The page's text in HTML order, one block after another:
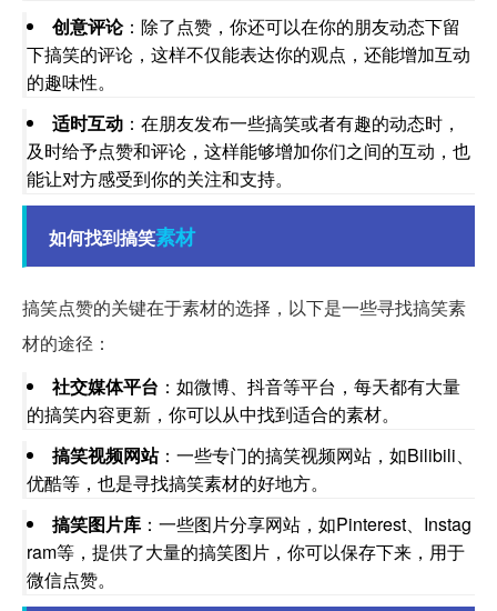
创意评论：除了点赞，你还可以在你的朋友动态下留
下搞笑的评论，这样不仅能表达你的观点，还能增加互动
的趣味性。
适时互动 ：在朋友发布一些搞笑或者有趣的动态时，
及时给予点赞和评论，这样能够增加你们之间的互动，也
能让对方感受到你的关注和支持。
如何找到搞笑素材
搞笑点赞的关键在于素材的选择，以下是一些寻找搞笑素
材的途径：
社交媒体平台 ：如微博、抖音等平台，每天都有大量
的搞笑内容更新，你可以从中找到适合的素材。
搞笑视频网站：一些专门的搞笑视频网站，如Bilibili、
优酷等，也是寻找搞笑素材的好地方。
搞笑图片库 ：一些图片分享网站，如Pinterest、Instag
ram等，提供了大量的搞笑图片，你可以保存下来，用于
微信点赞。